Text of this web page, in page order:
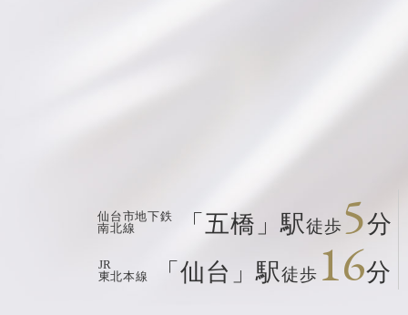
仙台市地下鉄
南北線
「五橋」駅徒歩5分
JR
東北本線
「仙台」駅徒歩 16分